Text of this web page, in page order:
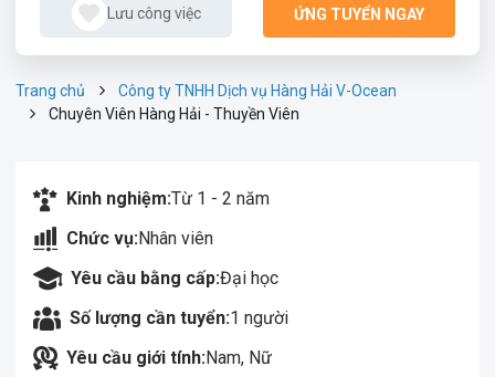
Lưu công việc ỨNG TUYỂN NGAY
Trang chủ
Công ty TNHH Dịch vụ Hàng Hải V-Ocean
Chuyên Viên Hàng Hải - Thuyền Viên
Kinh nghiệm:Từ 1 - 2 năm
Chức vụ:Nhân viên
Yêu cầu bằng cấp:Đại học
Số lượng cần tuyển:1 người
Yêu cầu giới tính:Nam, Nữ